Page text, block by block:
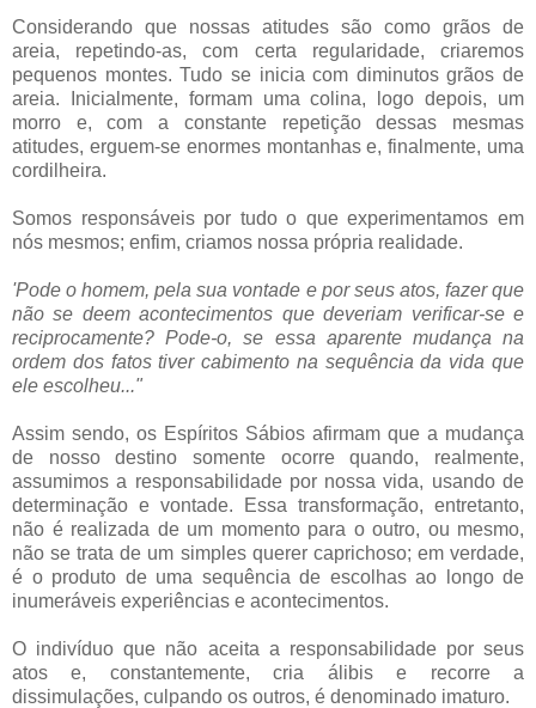
Considerando que nossas atitudes são como grãos de
areia, repetindo-as, com certa regularidade, criaremos
pequenos montes. Tudo se inicia com diminutos grãos de
areia. Inicialmente, formam uma colina, logo depois, um
morro e, com a constante repetição dessas mesmas
atitudes, erguem-se enormes montanhas e, finalmente, uma
cordilheira.
Somos responsáveis por tudo o que experimentamos em
nós mesmos; enfim, criamos nossa própria realidade.
'Pode o homem, pela sua vontade e por seus atos, fazer que
não se deem acontecimentos que deveriam verificar-se e
reciprocamente? Pode-o, se essa aparente mudança na
ordem dos fatos tiver cabimento na sequência da vida que
ele escolheu..."
Assim sendo, os Espíritos Sábios afirmam que a mudança
de nosso destino somente ocorre quando, realmente,
assumimos a responsabilidade por nossa vida, usando de
determinação e vontade. Essa transformação, entretanto,
não é realizada de um momento para o outro, ou mesmo,
não se trata de um simples querer caprichoso; em verdade,
é o produto de uma sequência de escolhas ao longo de
inumeráveis experiências e acontecimentos.
O indivíduo que não aceita a responsabilidade por seus
atos e, constantemente, cria álibis e recorre a
dissimulações, culpando os outros, é denominado imaturo.